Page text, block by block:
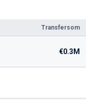
Transfersom
€0.3M